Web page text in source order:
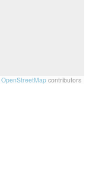
OpenStreetMap contributors